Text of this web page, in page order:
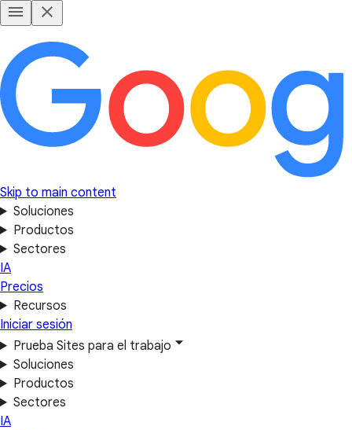
Skip to main content
Soluciones
Productos
Sectores
IA
Precios
Recursos
Iniciar sesión
Prueba Sites para el trabajo
Soluciones
Productos
Sectores
IA